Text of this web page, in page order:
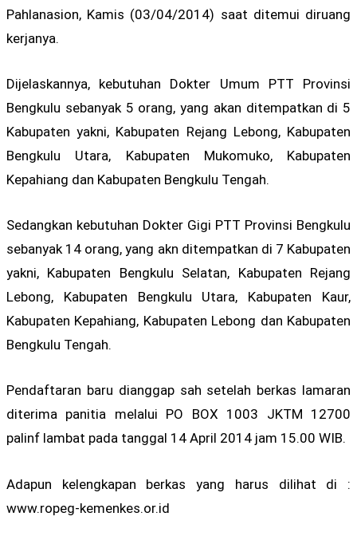
Pahlanasion, Kamis (03/04/2014) saat ditemui diruang
kerjanya.
Dijelaskannya, kebutuhan Dokter Umum PTT Provinsi
Bengkulu sebanyak 5 orang, yang akan ditempatkan di 5
Kabupaten yakni, Kabupaten Rejang Lebong, Kabupaten
Bengkulu Utara, Kabupaten Mukomuko, Kabupaten
Kepahiang dan Kabupaten Bengkulu Tengah.
Sedangkan kebutuhan Dokter Gigi PTT Provinsi Bengkulu
sebanyak 14 orang, yang akn ditempatkan di 7 Kabupaten
yakni, Kabupaten Bengkulu Selatan, Kabupaten Rejang
Lebong, Kabupaten Bengkulu Utara, Kabupaten Kaur,
Kabupaten Kepahiang, Kabupaten Lebong dan Kabupaten
Bengkulu Tengah.
Pendaftaran baru dianggap sah setelah berkas lamaran
diterima panitia melalui PO BOX 1003 JKTM 12700
palinf lambat pada tanggal 14 April 2014 jam 15.00 WIB.
Adapun kelengkapan berkas yang harus dilihat di :
www.ropeg-kemenkes.or.id